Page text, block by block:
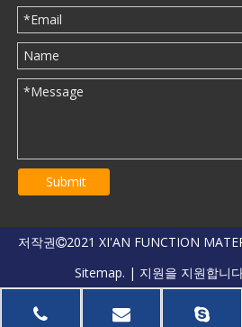
Submit
저작권2021 XI'AN FUNCTION
Sitemap. | 지원을 지원합니